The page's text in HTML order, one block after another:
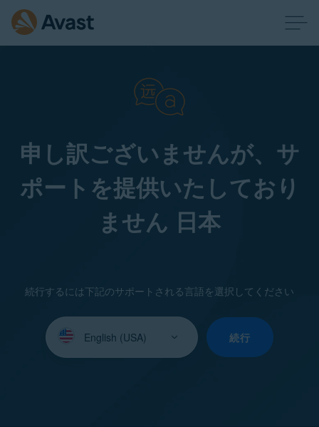
申し訳ございませんが、サ
ポートを提供いたしており
ません 日本
続行するには下記のサポートされる言語を選択してください
語
選
続行